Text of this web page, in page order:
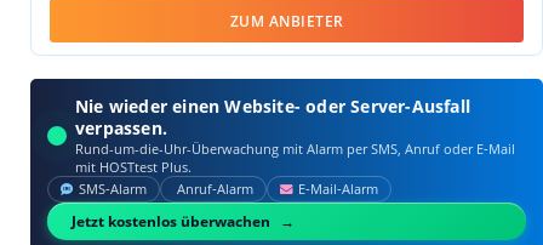
ZUM ANBIETER
Nie wieder einen Website- oder Server-Ausfall
verpassen.
Rund-um-die-Uhr-Überwachung mit Alarm per SMS, Anruf oder E‑Mail
mit HOSTtest Plus.
SMS‑Alarm Anruf‑Alarm E‑Mail‑Alarm
Jetzt kostenlos überwachen